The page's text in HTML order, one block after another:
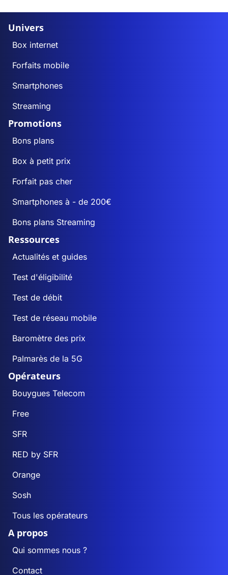
Univers
Box internet
Forfaits mobile
Smartphones
Streaming
Promotions
Bons plans
Box à petit prix
Forfait pas cher
Smartphones à - de 200€
Bons plans Streaming
Ressources
Actualités et guides
Test d'éligibilité
Test de débit
Test de réseau mobile
Baromètre des prix
Palmarès de la 5G
Opérateurs
Bouygues Telecom
Free
SFR
RED by SFR
Orange
Sosh
Tous les opérateurs
A propos
Qui sommes nous ?
Contact